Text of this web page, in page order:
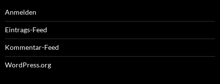
Anmelden
Eintrags-Feed
Kommentar-Feed
WordPress.org